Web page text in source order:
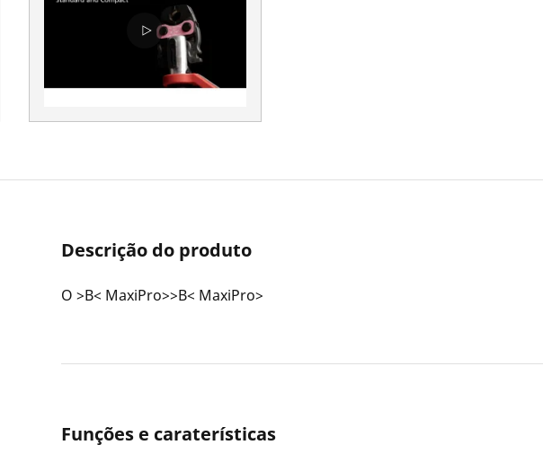
Descrição do produto
O >B< MaxiPro>>B< MaxiPro>
Funções e caraterísticas